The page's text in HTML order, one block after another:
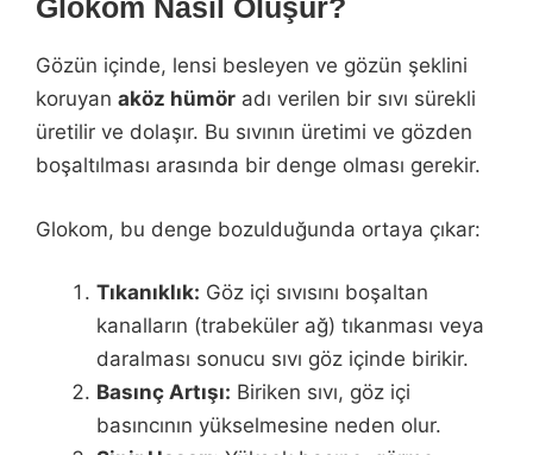
Glokom Nasıl Oluşur?
Gözün içinde, lensi besleyen ve gözün şeklini
koruyan aköz hümör adı verilen bir sıvı sürekli
üretilir ve dolaşır. Bu sıvının üretimi ve gözden
boşaltılması arasında bir denge olması gerekir.
Glokom, bu denge bozulduğunda ortaya çıkar:
Tıkanıklık: Göz içi sıvısını boşaltan
kanalların (trabeküler ağ) tıkanması veya
daralması sonucu sıvı göz içinde birikir.
Basınç Artışı: Biriken sıvı, göz içi
basıncının yükselmesine neden olur.